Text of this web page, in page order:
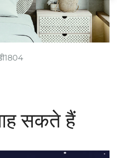
सकते हैं